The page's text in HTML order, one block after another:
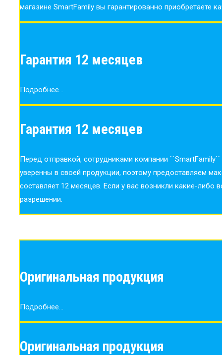
магазине SmartFamily вы гарантированно приобретаете
Гарантия 12 месяцев
Подробнее...
Гарантия 12 месяцев
Перед отправкой, сотрудниками компании
уверенны в своей продукции, поэтому предоставляем
составляет 12 месяцев. Если у вас возникли какие-
разрешении.
Оригинальная продукция
Подробнее...
Оригинальная продукция